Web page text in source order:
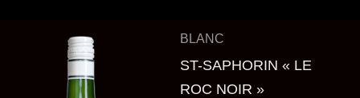
BLANC
ST-SAPHORIN « LE
ROC NOIR »
Ce